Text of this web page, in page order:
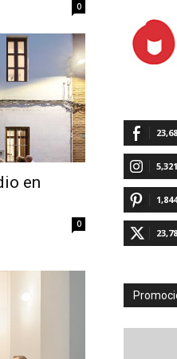
0
en
0
5,321
1,844